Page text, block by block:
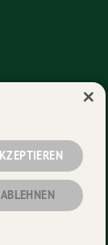
ABLEHNEN
×